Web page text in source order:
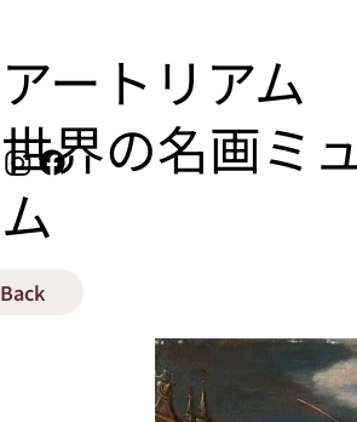
アートリアム
世界の名画ミ
ム
Back